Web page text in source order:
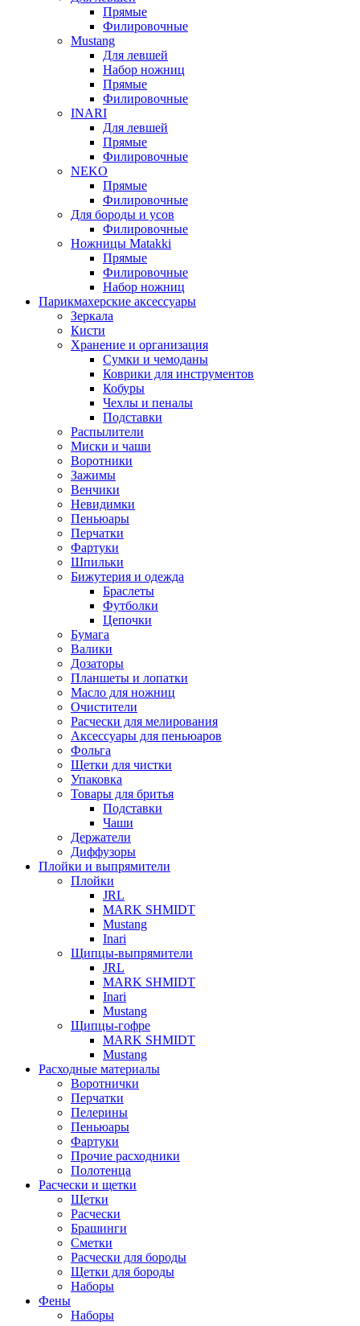
Прямые
Филировочные
Mustang
Для левшей
Набор ножниц
Прямые
Филировочные
INARI
Для левшей
Прямые
Филировочные
NEKO
Прямые
Филировочные
Для бороды и усов
Филировочные
Ножницы Matakki
Прямые
Филировочные
Набор ножниц
Парикмахерские аксессуары
Зеркала
Кисти
Хранение и организация
Сумки и чемоданы
Коврики для инструментов
Кобуры
Чехлы и пеналы
Подставки
Распылители
Миски и чаши
Воротники
Зажимы
Венчики
Невидимки
Пеньюары
Перчатки
Фартуки
Шпильки
Бижутерия и одежда
Браслеты
Футболки
Цепочки
Бумага
Валики
Дозаторы
Планшеты и лопатки
Масло для ножниц
Очистители
Расчески для мелирования
Аксессуары для пеньюаров
Фольга
Щетки для чистки
Упаковка
Товары для бритья
Подставки
Чаши
Держатели
Диффузоры
Плойки и выпрямители
Плойки
JRL
MARK SHMIDT
Mustang
Inari
Щипцы-выпрямители
JRL
MARK SHMIDT
Inari
Mustang
Щипцы-гофре
MARK SHMIDT
Mustang
Расходные материалы
Воротнички
Перчатки
Пелерины
Пеньюары
Фартуки
Прочие расходники
Полотенца
Расчески и щетки
Щетки
Расчески
Брашинги
Сметки
Расчески для бороды
Щетки для бороды
Наборы
Фены
Наборы